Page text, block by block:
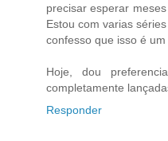
precisar esperar
Estou com varias
confesso que isso é
Hoje, dou
completamente
Responder